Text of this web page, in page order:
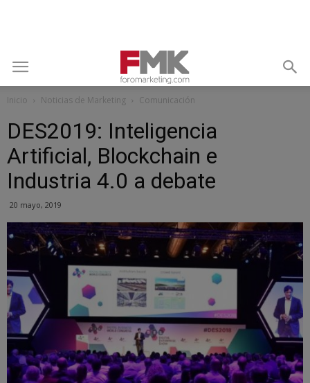
Inicio Noticias de Marketing Comunicación
DES2019: Inteligencia
Artificial, Blockchain e
Industria 4.0 a debate
20 mayo, 2019